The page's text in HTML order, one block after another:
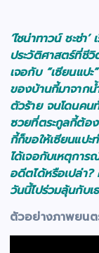
‘ไชน่าทาวน์ ชะช่
ประวัติศาสตร์ที่ชี
เจอกับ “เซียนแป
ของบ้านกี้มาจาก
ตัวร้าย จนโดนคน
ซวยที่ตระกูลกี้ต้อ
กี้ก็ขอให้เซียนแปะ
ได้เจอกับเหตุการ
อดีตได้หรือเปล่า?
วันนี้ไปร่วมลุ้นกับเ
ตัวอย่างภาพยน